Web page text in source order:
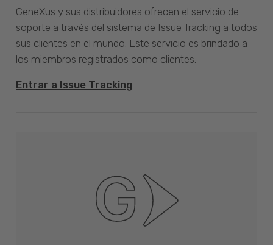
GeneXus y sus distribuidores ofrecen el servicio de
soporte a través del sistema de Issue Tracking a todos
sus clientes en el mundo. Este servicio es brindado a
los miembros registrados como clientes.
Entrar a Issue Tracking